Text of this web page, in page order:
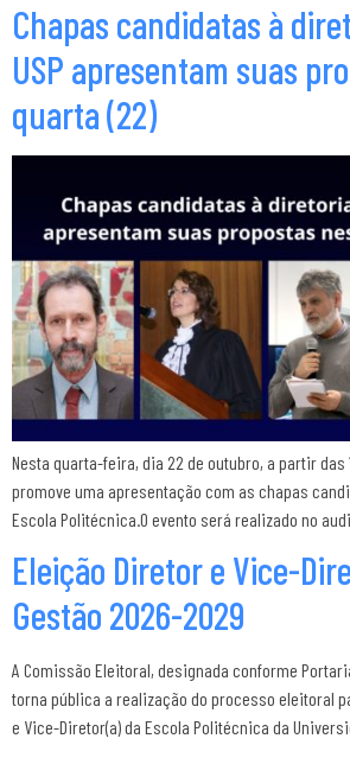
Chapas candidatas à
USP apresentam suas
quarta (22)
Nesta quarta-feira, dia 22 de outubro, a partir das
promove uma apresentação com as chapas
Escola Politécnica.O evento será realizado no
Eleição Diretor e Vice-
Gestão 2026-2029
A Comissão Eleitoral, designada conforme
torna pública a realização do processo eleitoral
e Vice-Diretor(a) da Escola Politécnica da